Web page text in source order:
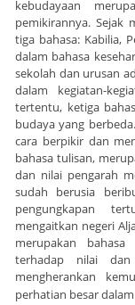
kebudayaan
pemikirannya. Sejak
tiga bahasa: Kabilia,
dalam bahasa
sekolah dan urusan
dalam kegiatan-
tertentu, ketiga
budaya yang
cara berpikir dan
bahasa tulisan,
dan nilai pengarah
sudah berusia
pengungkapan
mengaitkan negeri
merupakan
terhadap nilai
mengherankan
perhatian besar